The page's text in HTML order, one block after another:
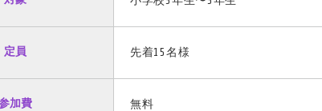
定員 先着15名様
加費 無料